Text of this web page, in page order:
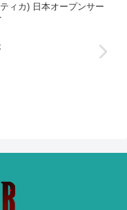
ィカ) 日本オープンサー